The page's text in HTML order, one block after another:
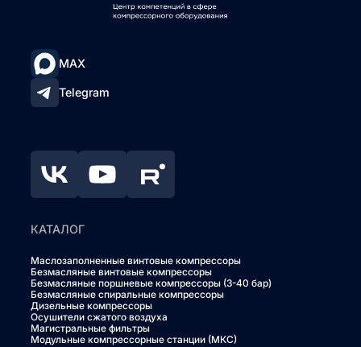
MAX
Telegram
КАТАЛОГ
Маслозаполненные винтовые компрессоры
Безмасляные винтовые компрессоры
Безмасляные поршневые компрессоры (3-40 бар)
Безмасляные спиральные компрессоры
Дизельные компрессоры
Осушители сжатого воздуха
Магистральные фильтры
Модульные компрессорные станции (МКС)